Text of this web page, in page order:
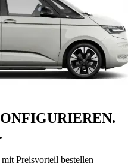
Preisvorteil bestellen